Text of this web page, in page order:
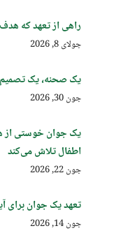
راهی از تعهد که
جولای 8, 2026
یک صحنه، یک تصمیم
جون 30, 2026
یک جوان خوستی از
اطفال تلاش می‌کند
جون 22, 2026
تعهد یک جوان برای
جون 14, 2026